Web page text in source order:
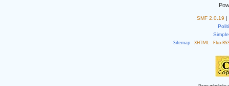
SMF 2.0.19 |
Sitemap
XHTML Flux